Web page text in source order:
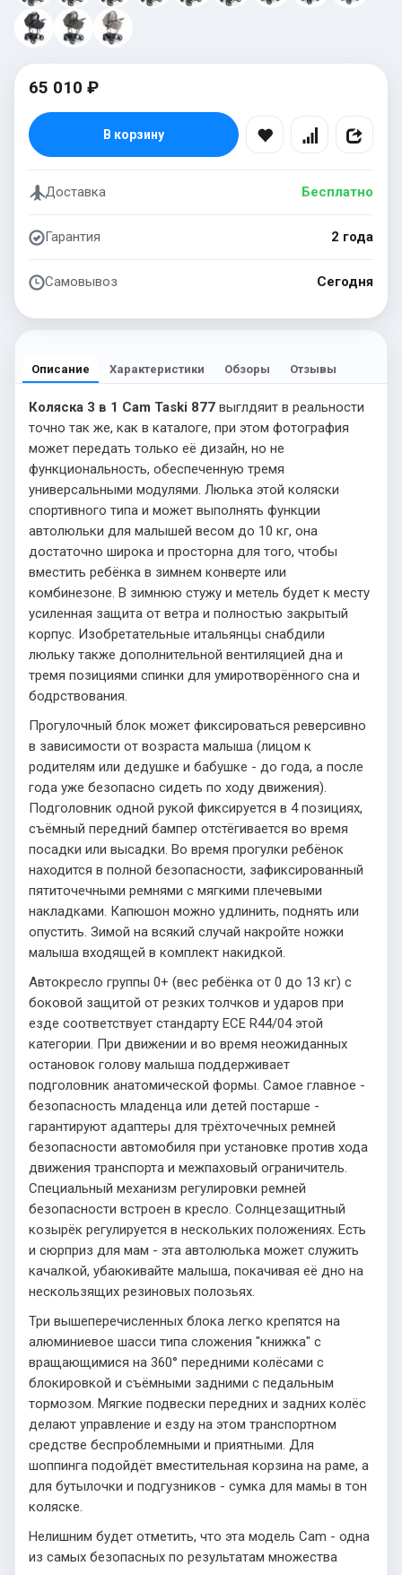
65 010 ₽
В корзину
Доставка Бесплатно
Гарантия 2 года
Самовывоз Сегодня
Описание Характеристики Обзоры Отзывы
Коляска 3 в 1 Cam Taski 877 выглдяит в реальности
точно так же, как в каталоге, при этом фотография
может передать только её дизайн, но не
функциональность, обеспеченную тремя
универсальными модулями. Люлька этой коляски
спортивного типа и может выполнять функции
автолюльки для малышей весом до 10 кг, она
достаточно широка и просторна для того, чтобы
вместить ребёнка в зимнем конверте или
комбинезоне. В зимнюю стужу и метель будет к месту
усиленная защита от ветра и полностью закрытый
корпус. Изобретательные итальянцы снабдили
люльку также дополнительной вентиляцией дна и
тремя позициями спинки для умиротворённого сна и
бодрствования.
Прогулочный блок может фиксироваться реверсивно
в зависимости от возраста малыша (лицом к
родителям или дедушке и бабушке - до года, а после
года уже безопасно сидеть по ходу движения).
Подголовник одной рукой фиксируется в 4 позициях,
съёмный передний бампер отстёгивается во время
посадки или высадки. Во время прогулки ребёнок
находится в полной безопасности, зафиксированный
пятиточечными ремнями с мягкими плечевыми
накладками. Капюшон можно удлинить, поднять или
опустить. Зимой на всякий случай накройте ножки
малыша входящей в комплект накидкой.
Автокресло группы 0+ (вес ребёнка от 0 до 13 кг) с
боковой защитой от резких толчков и ударов при
езде соответствует стандарту ECE R44/04 этой
категории. При движении и во время неожиданных
остановок голову малыша поддерживает
подголовник анатомической формы. Самое главное -
безопасность младенца или детей постарше -
гарантируют адаптеры для трёхточечных ремней
безопасности автомобиля при установке против хода
движения транспорта и межпаховый ограничитель.
Специальный механизм регулировки ремней
безопасности встроен в кресло. Солнцезащитный
козырёк регулируется в нескольких положениях. Есть
и сюрприз для мам - эта автолюлька может служить
качалкой, убаюкивайте малыша, покачивая её дно на
нескользящих резиновых полозьях.
Три вышеперечисленных блока легко крепятся на
алюминиевое шасси типа сложения "книжка" с
вращающимися на 360° передними колёсами с
блокировкой и съёмными задними с педальным
тормозом. Мягкие подвески передних и задних колёс
делают управление и езду на этом транспортном
средстве беспроблемными и приятными. Для
шоппинга подойдёт вместительная корзина на раме, а
для бутылочки и подгузников - сумка для мамы в тон
коляске.
Нелишним будет отметить, что эта модель Cam - одна
из самых безопасных по результатам множества